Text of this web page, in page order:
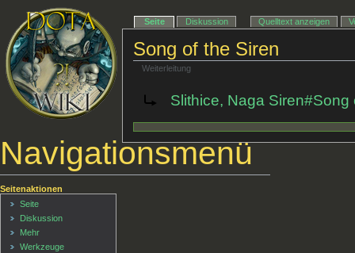
Song of the Siren
Weiterleitung
Slithice, Naga Siren#Song
Navigationsmenü
Seite Diskussion Quelltext anzeigen
Seitenaktionen
Seite
Diskussion
Mehr
Werkzeuge